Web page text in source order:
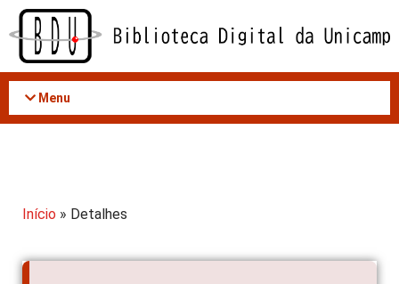
Acessar
conteúdo
Menu
Início » Detalhes